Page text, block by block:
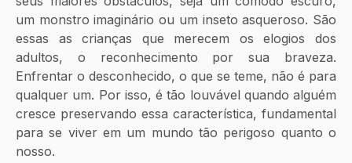
um monstro imaginário ou um inseto asqueroso. São
essas as crianças que merecem os elogios dos
adultos, o reconhecimento por sua braveza.
Enfrentar o desconhecido, o que se teme, não é para
qualquer um. Por isso, é tão louvável quando alguém
cresce preservando essa característica, fundamental
para se viver em um mundo tão perigoso quanto o
nosso.